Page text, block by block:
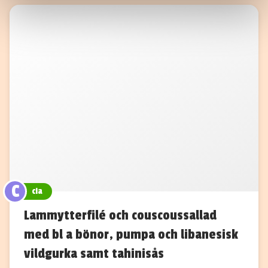
C cia
Lammytterfilé och couscoussallad
med bl a bönor, pumpa och libanesisk
vildgurka samt tahinisås